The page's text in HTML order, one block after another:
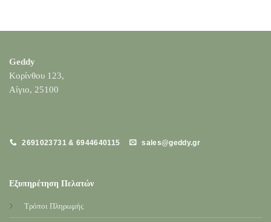
Geddy
Κορίνθου 123,
Αίγιο, 25100
2691023731 & 6944640115 sales@geddy.gr
Εξυπηρέτηση Πελατών
Τρόποι Πληρωμής